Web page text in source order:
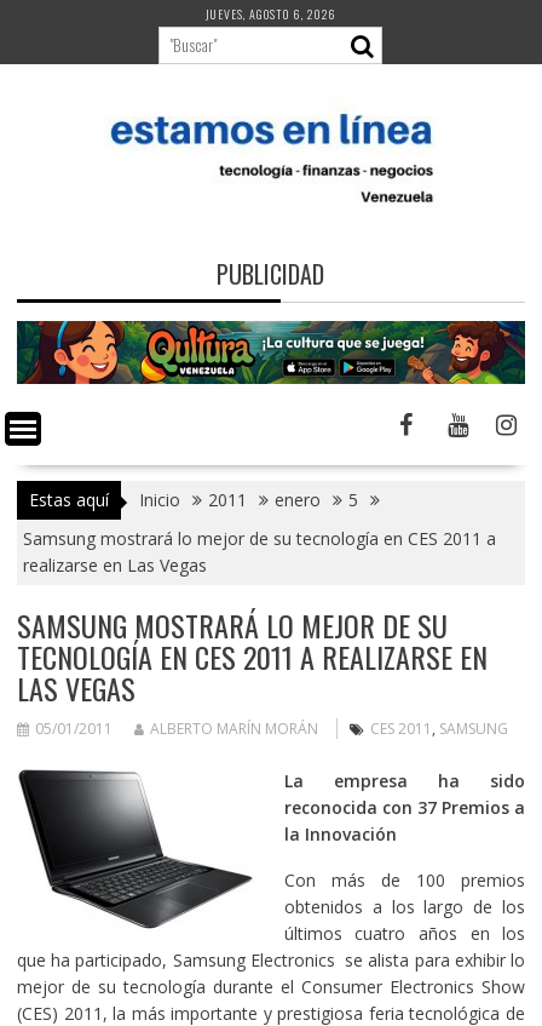
contenido
JUEVES, AGOSTO 6, 2026
PUBLICIDAD
Estas aquí Inicio 2011 enero
5
Samsung mostrará lo mejor de su tecnología en CES 2011 a
realizarse en Las Vegas
SAMSUNG MOSTRARÁ LO MEJOR DE SU
TECNOLOGÍA EN CES 2011 A REALIZARSE EN
LAS VEGAS
05/01/2011 ALBERTO MARÍN MORÁN CES 2011 , SAMSUNG
La empresa ha sido
reconocida con 37 Premios a
la Innovación
Con más de 100 premios
obtenidos a los largo de los
últimos cuatro años en los
que ha participado, Samsung Electronics se alista para exhibir lo
mejor de su tecnología durante el Consumer Electronics Show
(CES) 2011, la más importante y prestigiosa feria tecnológica de